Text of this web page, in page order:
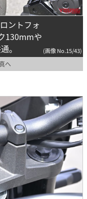
ントフォ
130mmや
。
(画像 No.15/43)
へ